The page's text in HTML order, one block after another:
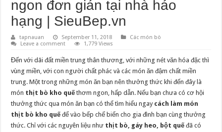
ngon đơn giản tại nhà hảo
hạng | SieuBep.vn
tapnauan September 11, 2018
Các món bò
Leave a comment
1,779 Views
Đến với dãi đất miền trung thân thương, với những nét văn hóa đặc thì
vùng miền, với con người chất phác và các món ăn đậm chất miền
trung. Một trong những món ăn bạn nên thưởng thức khi đến đây là
món thịt bò kho quế thơm ngon, hấp dẫn. Nếu bạn chưa có cơ hội
thưởng thức qua món ăn bạn có thể tìm hiểu ngay cách làm món
thịt bò kho quế để vào bếp chế biến cho gia đình bạn cùng thưởng
thức. Chỉ với các nguyên liệu như thịt bò, gáy heo, bột quế đã có